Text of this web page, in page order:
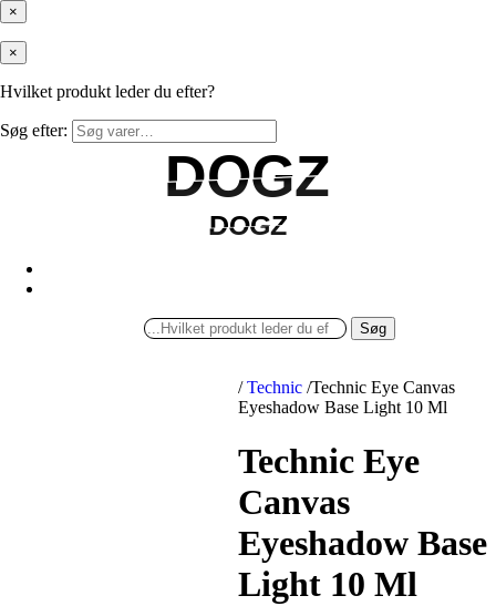
×
×
Hvilket produkt leder du efter?
Søg efter:
DOGZ
DOGZ
DOGZ
DOGZ
Søg
/ Technic /Technic Eye Canvas
Eyeshadow Base Light 10 Ml
Technic Eye
Canvas
Eyeshadow Base
Light 10 Ml